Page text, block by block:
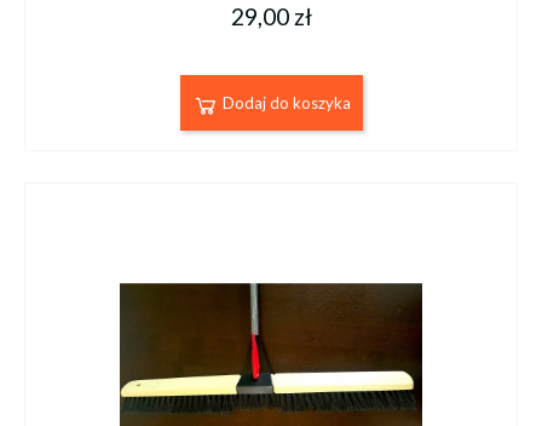
29,00 zł
Dodaj do koszyka